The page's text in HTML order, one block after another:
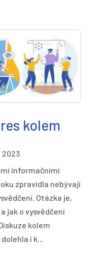
kolem
2023
informačními
zpravidla nebývají
Otázka je,
jak o vysvědčení
kolem
i k...